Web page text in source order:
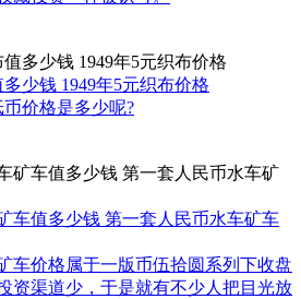
少钱 1949年5元织布价格
价格是多少呢?
车值多少钱 第一套人民币水车矿车
车价格属于一版币伍拾圆系列下收盘
资渠道少，于是就有不少人把目光放